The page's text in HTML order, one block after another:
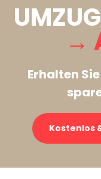
→
Erhalten
Kostenlos